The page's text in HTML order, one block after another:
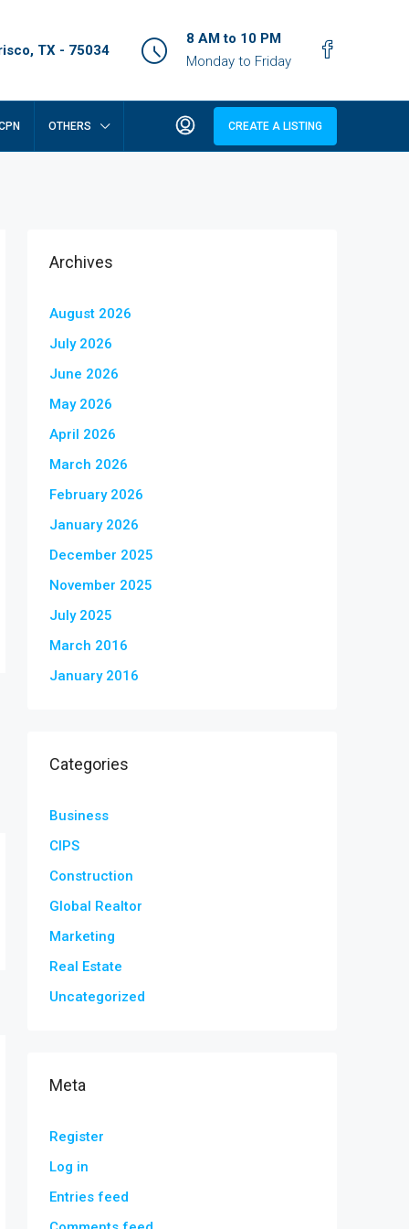
TX - 75034
8 AM to 10 PM
Monday to Friday
OTHERS CREATE A LISTING
Archives
August 2026
July 2026
June 2026
May 2026
April 2026
March 2026
February 2026
January 2026
December 2025
November 2025
July 2025
March 2016
January 2016
Categories
Business
CIPS
Construction
Global Realtor
Marketing
Real Estate
Uncategorized
Meta
Register
Log in
Entries feed